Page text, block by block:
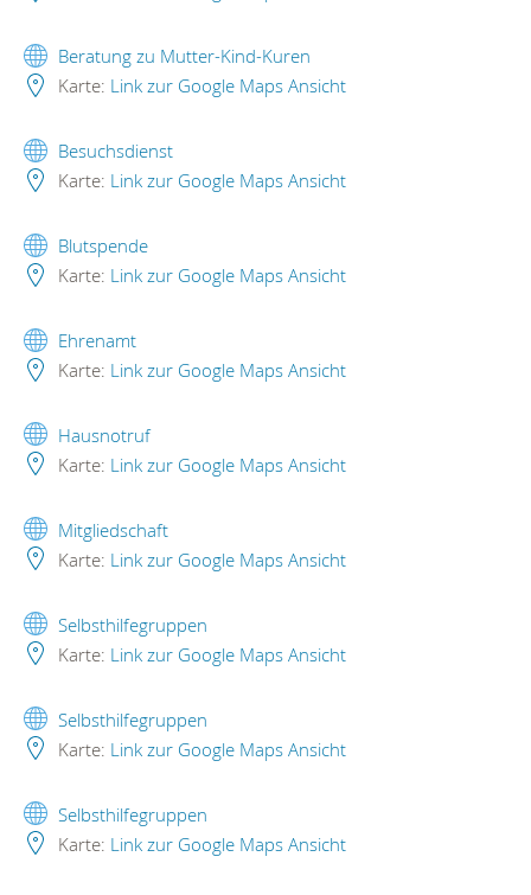
Beratung zu Mutter-Kind-Kuren
Karte: Link zur Google Maps Ansicht
Besuchsdienst
Karte: Link zur Google Maps Ansicht
Blutspende
Karte: Link zur Google Maps Ansicht
Ehrenamt
Karte: Link zur Google Maps Ansicht
Hausnotruf
Karte: Link zur Google Maps Ansicht
Mitgliedschaft
Karte: Link zur Google Maps Ansicht
Selbsthilfegruppen
Karte: Link zur Google Maps Ansicht
Selbsthilfegruppen
Karte: Link zur Google Maps Ansicht
Selbsthilfegruppen
Karte: Link zur Google Maps Ansicht